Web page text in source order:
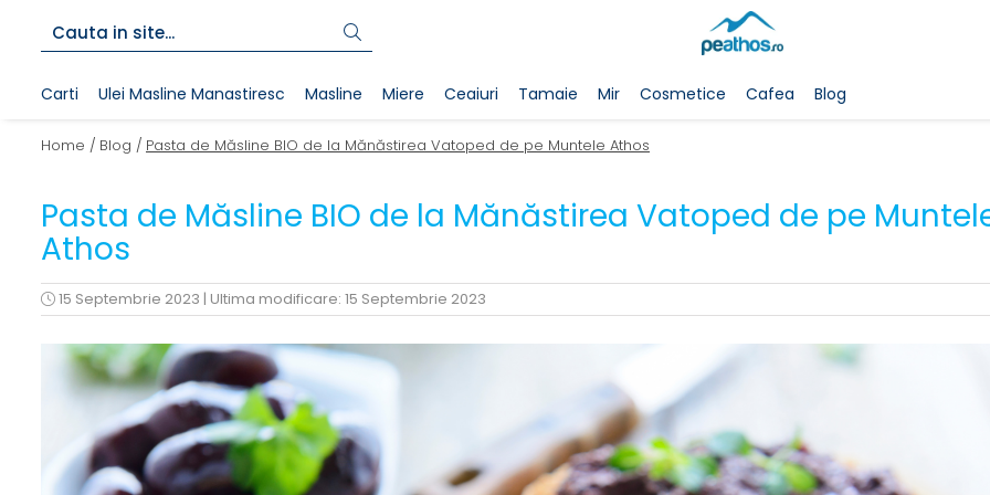
Carti Ulei Masline Manastiresc Masline Miere Ceaiuri Tamaie Mir Cosmetice Cafea Blog
Home / Blog / Pasta de Măsline BIO de la Mănăstirea Vatoped de pe Muntele Athos
Pasta de Măsline BIO de la Mănăstirea Vatoped de pe
Athos
15 Septembrie 2023 | Ultima modificare: 15 Septembrie 2023